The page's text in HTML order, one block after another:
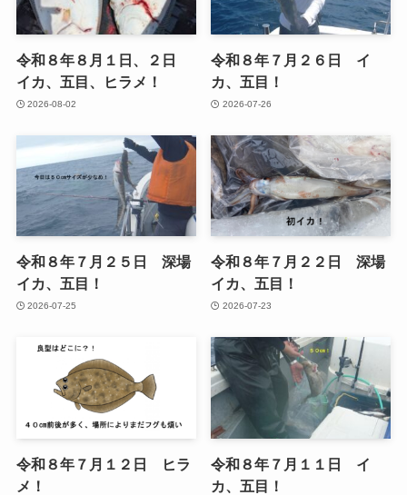
令和８年８月１日、２日
イカ、五目、ヒラメ！
2026-08-02
令和８年７月２６日 イ
カ、五目！
2026-07-26
令和８年７月２５日 深場
イカ、五目！
2026-07-25
令和８年７月２２日 深場
イカ、五目！
2026-07-23
令和８年７月１２日 ヒラ
メ！
令和８年７月１１日 イ
カ、五目！